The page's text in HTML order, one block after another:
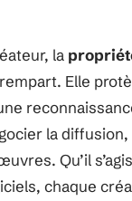
la
Elle
la diffusion,
Qu’il
chaque